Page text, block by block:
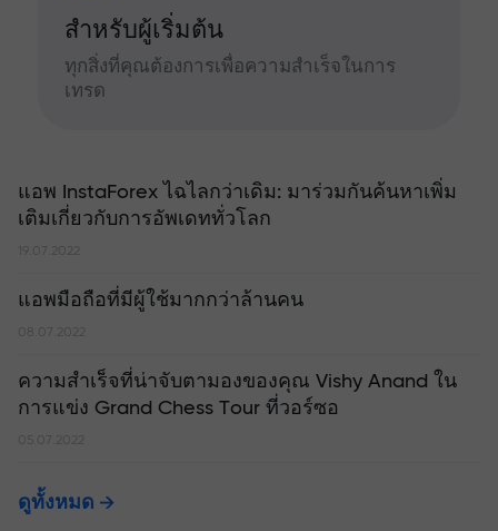
สำหรับผู้เริ่มต้น
ทุกสิ่งที่คุณต้องการเพื่อความสำเร็จในการ
เทรด
แอพ InstaForex ไฉไลกว่าเดิม: มาร่วมกันค้นหาเพิ่ม
เติมเกี่ยวกับการอัพเดททั่วโลก
19.07.2022
แอพมือถือที่มีผู้ใช้มากกว่าล้านคน
08.07.2022
ความสำเร็จที่น่าจับตามองของคุณ Vishy Anand ใน
การแข่ง Grand Chess Tour ที่วอร์ซอ
ดูทั้งหมด